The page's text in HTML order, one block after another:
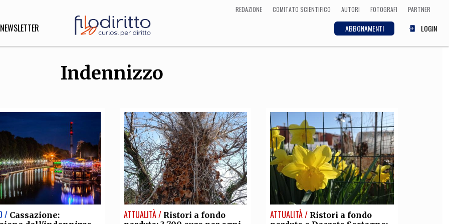
REDAZIONE COMITATO SCIENTIFICO AUTORI FOTOGRAFI PARTNER
ABBONAMENTI LOGIN
NEWSLETTER
Medicina
INNOVAZIONE
Scienze informatiche,
Architettura, Ingegneria
CULTURA
Arte, Cinema, Musica,
Letteratura
Indennizzo
/ Cassazione:
ATTUALITÀ / Ristori a fondo
ATTUALITÀ / Ristori a fondo